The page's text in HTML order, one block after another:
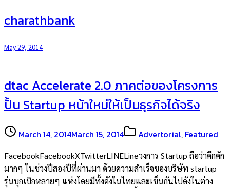
charathbank
May 29, 2014
dtac Accelerate 2.0 ภาคต่อของโครงการ
ปั้น Startup หน้าใหม่ให้เป็นธุรกิจได้จริง
March 14, 2014March 15, 2014 Advertorial, Featured
FacebookFacebookXTwitterLINELineวงการ Startup ถือว่าคีกคัก
มากๆ ในช่วงปีสองปีที่ผ่านมา ด้วยความสำเร็จของบริษัท startup
รุ่นบุกเบิกหลายๆ แห่งโดยมีทั้งดังในไทยและเข็นกันไปดังในต่าง